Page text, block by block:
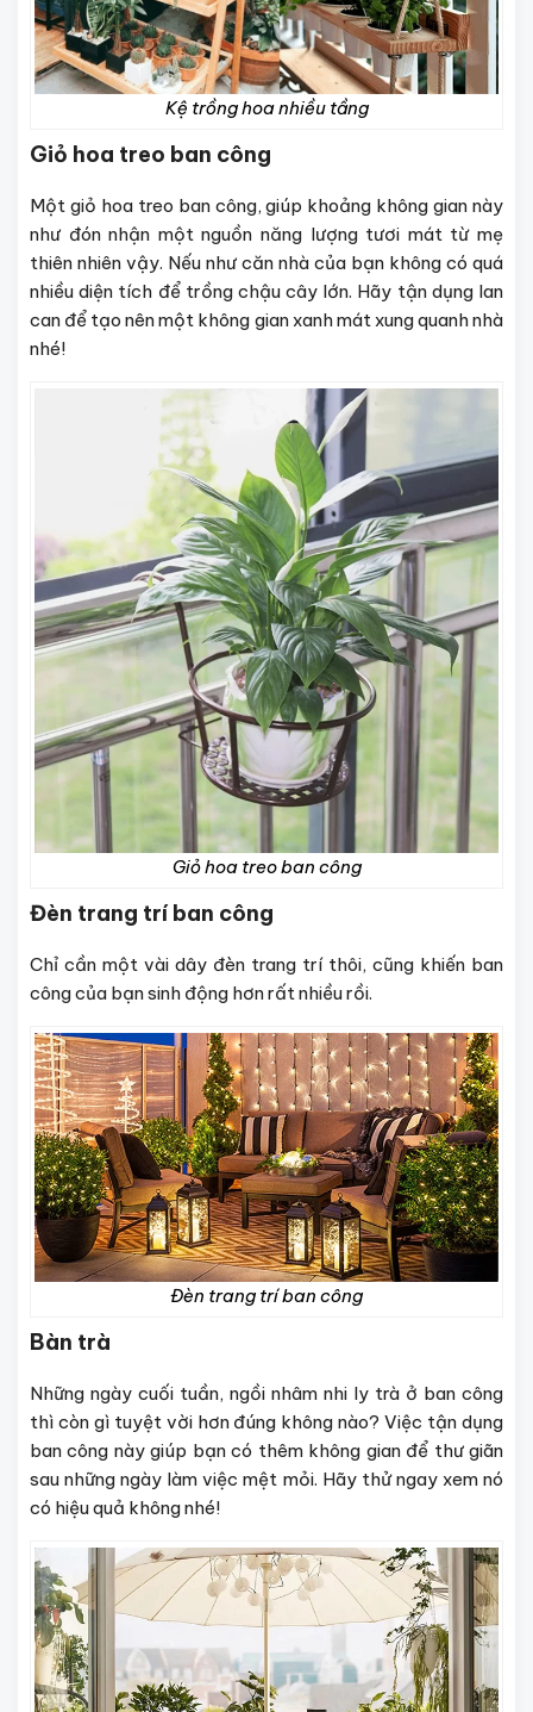
Kệ trồng hoa nhiều tầng
Giỏ hoa treo ban công
Một giỏ hoa treo ban công, giúp khoảng không gian này
như đón nhận một nguồn năng lượng tươi mát từ mẹ
thiên nhiên vậy. Nếu như căn nhà của bạn không có quá
nhiều diện tích để trồng chậu cây lớn. Hãy tận dụng lan
can để tạo nên một không gian xanh mát xung quanh nhà
nhé!
Giỏ hoa treo ban công
Đèn trang trí ban công
Chỉ cần một vài dây đèn trang trí thôi, cũng khiến ban
công của bạn sinh động hơn rất nhiều rồi.
Đèn trang trí ban công
Bàn trà
Những ngày cuối tuần, ngồi nhâm nhi ly trà ở ban công
thì còn gì tuyệt vời hơn đúng không nào? Việc tận dụng
ban công này giúp bạn có thêm không gian để thư giãn
sau những ngày làm việc mệt mỏi. Hãy thử ngay xem nó
có hiệu quả không nhé!